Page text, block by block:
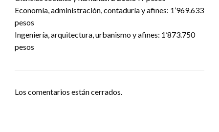
Economía, administración, contaduría y afines: 1’969.633
pesos
Ingeniería, arquitectura, urbanismo y afines: 1’873.750
pesos
Los comentarios están cerrados.